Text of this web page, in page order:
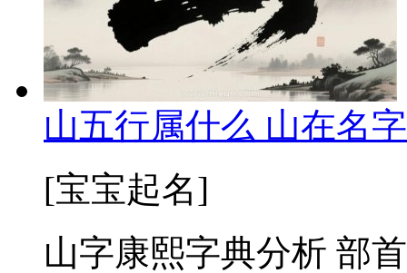
山五行属什么 山在名
[宝宝起名]
山字康熙字典分析 部